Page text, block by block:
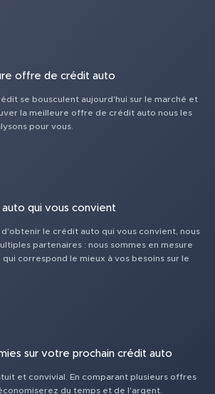
offre de crédit auto
se bousculent aujourd'hui sur le marché et
la meilleure offre de crédit auto nous les
pour vous.
qui vous convient
le crédit auto qui vous convient, nous
partenaires : nous sommes en mesure
correspond le mieux à vos besoins sur le
sur votre prochain crédit auto
et convivial. En comparant plusieurs offres
du temps et de l'argent.